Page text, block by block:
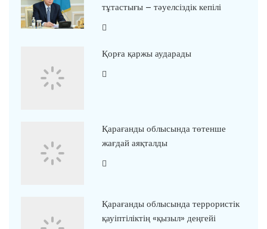
тұтастығы – тәуелсіздік кепілі
Қорға қаржы аударады
Қарағанды облысында төтенше
жағдай аяқталды
Қарағанды облысында террористік
қауіптіліктің «қызыл» деңгейі